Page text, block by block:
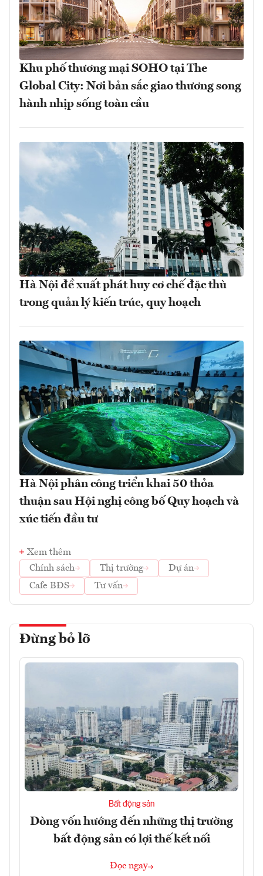
Khu phố thương mại SOHO tại The
Global City: Nơi bản sắc giao thương song
hành nhịp sống toàn cầu
Hà Nội đề xuất phát huy cơ chế đặc thù
trong quản lý kiến trúc, quy hoạch
Hà Nội phân công triển khai 50 thỏa
thuận sau Hội nghị công bố Quy hoạch và
xúc tiến đầu tư
Xem thêm
Chính sách
Thị trường
Dự án
Cafe BĐS
Tư vấn
Đừng bỏ lỡ
Bất động sản
Dòng vốn hướng đến những thị trường
bất động sản có lợi thế kết nối
Đọc ngay